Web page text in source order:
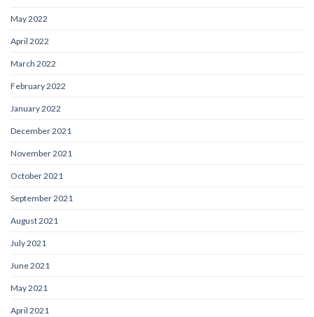
May 2022
April 2022
March 2022
February 2022
January 2022
December 2021
November 2021
October 2021
September 2021
August 2021
July 2021
June 2021
May 2021
April 2021